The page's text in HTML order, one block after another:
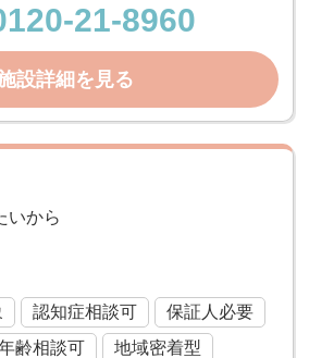
21-8960
設詳細を見る
いから
認知症相談可
保証人必要
齢相談可 地域密着型